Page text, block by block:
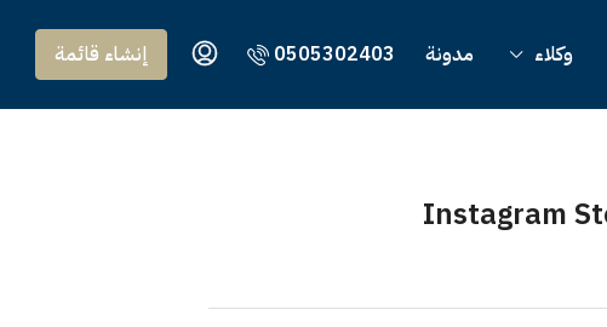
وكلاء مدونة 0505302403 إنشاء قائمة
Instagram